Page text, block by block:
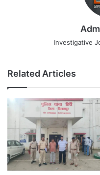
Investigative
Related Articles